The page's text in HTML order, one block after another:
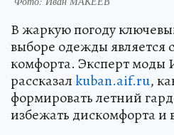
В жаркую погоду
выборе одежды является
комфорта. Эксперт моды
рассказалkuban.aif.ru,
формировать летний
избежать дискомфорта и